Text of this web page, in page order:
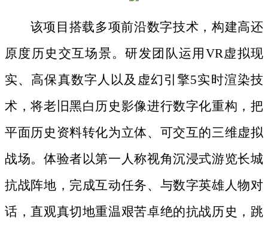
该项目搭载多项前沿数字技术，构建高还
原度历史交互场景。研发团队运用 VR虚拟现
实、高保真数字人以及虚幻引擎5实时渲染技
术，将老旧黑白历史影像进行数字化重构，把
平面历史资料转化为立体、可交互的三维虚拟
战场。体验者以第一人称视角沉浸式游览长城
抗战阵地，完成互动任务、与数字英雄人物对
话，直观真切地重温艰苦卓绝的抗战历史，跳